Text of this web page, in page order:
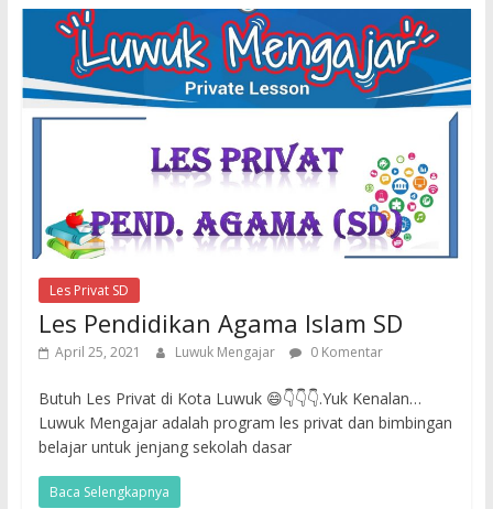
Les Privat SD
Les Pendidikan Agama Islam SD
April 25, 2021 Luwuk Mengajar 0 Komentar
Butuh Les Privat di Kota Luwuk 😄👇👇👇.Yuk Kenalan…
Luwuk Mengajar adalah program les privat dan bimbingan
belajar untuk jenjang sekolah dasar
Baca Selengkapnya